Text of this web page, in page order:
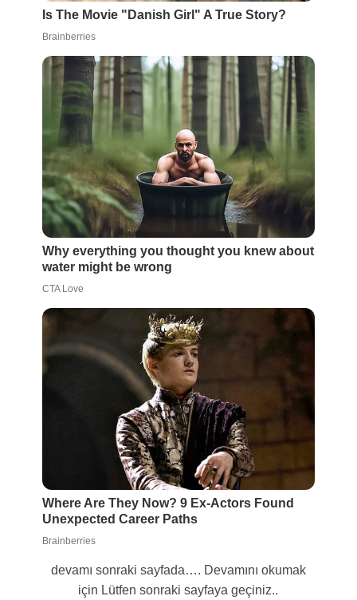
devamı sonraki sayfada…. Devamını okumak
için Lütfen sonraki sayfaya geçiniz..